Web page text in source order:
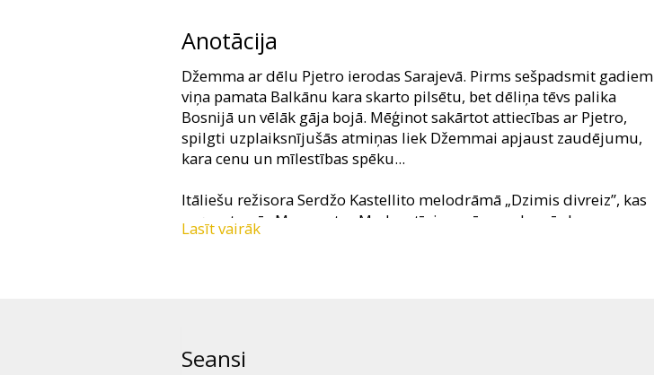
Anotācija
Džemma ar dēlu Pjetro ierodas Sarajevā. Pirms sešpadsmit gadiem
viņa pamata Balkānu kara skarto pilsētu, bet dēliņa tēvs palika
Bosnijā un vēlāk gāja bojā. Mēģinot sakārtot attiecības ar Pjetro,
spilgti uzplaiksnījušās atmiņas liek Džemmai apjaust zaudējumu,
kara cenu un mīlestības spēku...
Itāliešu režisora Serdžo Kastellito melodrāmā „Dzimis divreiz”, kas
uzņemta pēc Margaretas Madzantīni romāna, galvenās lomas
atveido Penelope Krusa un Emīls Hiršs.
Lasīt vairāk
Seansi